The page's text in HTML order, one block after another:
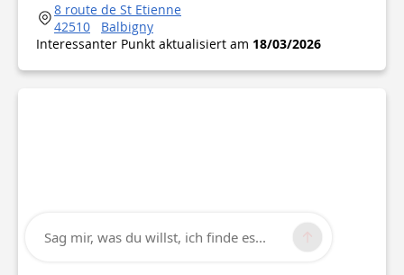
8 route de St Etienne
42510
Balbigny
Interessanter Punkt aktualisiert am 18/03/2026
Sag mir, was du willst, ich finde es...